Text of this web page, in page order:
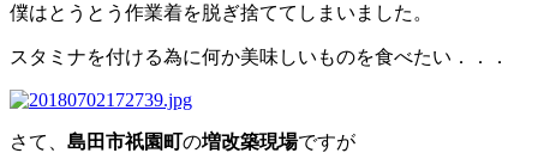
僕はとうとう作業着を脱ぎ捨ててしまいました。
スタミナを付ける為に何か美味しいものを食べたい．．．
さて、 島田市祇園町の増改築現場ですが